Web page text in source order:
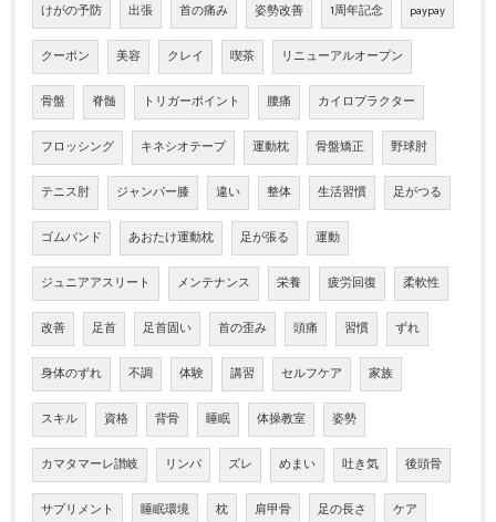
けがの予防 出張 首の痛み 姿勢改善 1周年記念 paypay
クーポン 美容 クレイ 喫茶 リニューアルオープン
骨盤 脊髄 トリガーポイント 腰痛 カイロプラクター
フロッシング キネシオテープ 運動枕 骨盤矯正 野球肘
テニス肘 ジャンパー膝 違い 整体 生活習慣 足がつる
ゴムバンド あおたけ運動枕 足が張る 運動
ジュニアアスリート メンテナンス 栄養 疲労回復 柔軟性
改善 足首 足首固い 首の歪み 頭痛 習慣 ずれ
身体のずれ 不調 体験 講習 セルフケア 家族
スキル 資格 背骨 睡眠 体操教室 姿勢
カマタマーレ讃岐 リンパ ズレ めまい 吐き気 後頭骨
サプリメント 睡眠環境 枕 肩甲骨 足の長さ ケア